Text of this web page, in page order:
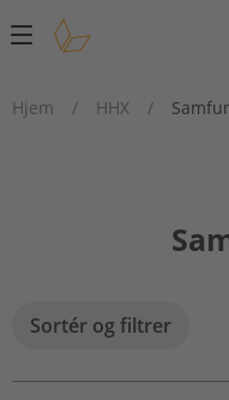
Main
Hjem
/ HHX /
Sortér og filtrer